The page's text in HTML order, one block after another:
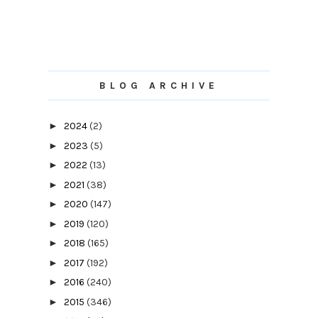
BLOG ARCHIVE
► 2024(2)
► 2023 (5)
► 2022 (13)
► 2021 (38)
► 2020 (147)
► 2019 (120)
► 2018 (165)
► 2017 (192)
► 2016 (240)
► 2015 (346)